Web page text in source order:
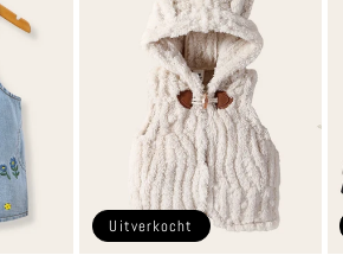
Uitverkocht